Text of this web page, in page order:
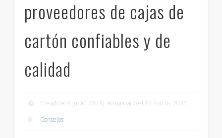
proveedores de cajas de
cartón confiables y de
calidad
Creado el 9 junio, 2023| Actualizado el 24 marzo, 2025
Consejos